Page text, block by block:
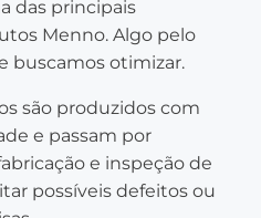
das principais
Menno. Algo pelo
buscamos otimizar.
são produzidos com
e passam por
e inspeção de
possíveis defeitos ou